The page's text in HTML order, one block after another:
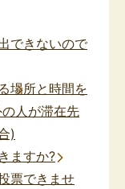
できないので
場所と時間を
人が滞在先
)
ますか?
票できませ